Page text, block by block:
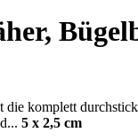
komplett
5 x 2,5 cm